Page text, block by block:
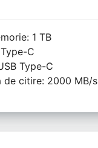
1 TB
C
Type-C
de citire: 2000 MB/s